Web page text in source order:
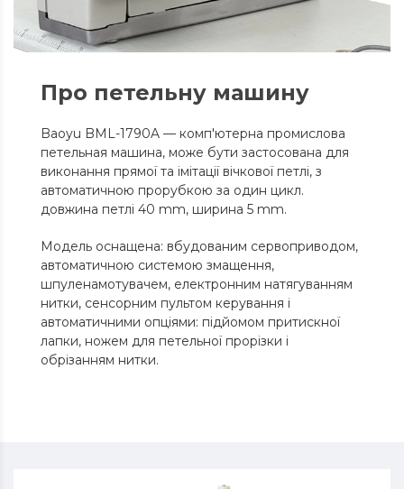
Про петельну машину
Baoyu BML-1790A — комп'ютерна промислова
петельная машина, може бути застосована для
виконання прямої та імітації вічкової петлі, з
автоматичною прорубкою за один цикл.
довжина петлі 40 mm, ширина 5 mm.
Модель оснащена: вбудованим сервоприводом,
автоматичною системою змащення,
шпуленамотувачем, електронним натягуванням
нитки, сенсорним пультом керування і
автоматичними опціями: підйомом притискної
лапки, ножем для петельної прорізки і
обрізанням нитки.